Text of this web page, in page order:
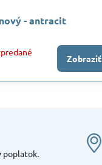
- antracit
Zobraziť
poplatok.